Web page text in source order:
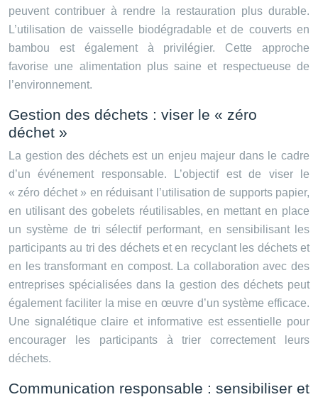
peuvent contribuer à rendre la restauration plus durable.
L’utilisation de vaisselle biodégradable et de couverts en
bambou est également à privilégier. Cette approche
favorise une alimentation plus saine et respectueuse de
l’environnement.
Gestion des déchets : viser le « zéro
déchet »
La gestion des déchets est un enjeu majeur dans le cadre
d’un événement responsable. L’objectif est de viser le
« zéro déchet » en réduisant l’utilisation de supports papier,
en utilisant des gobelets réutilisables, en mettant en place
un système de tri sélectif performant, en sensibilisant les
participants au tri des déchets et en recyclant les déchets et
en les transformant en compost. La collaboration avec des
entreprises spécialisées dans la gestion des déchets peut
également faciliter la mise en œuvre d’un système efficace.
Une signalétique claire et informative est essentielle pour
encourager les participants à trier correctement leurs
déchets.
Communication responsable : sensibiliser et